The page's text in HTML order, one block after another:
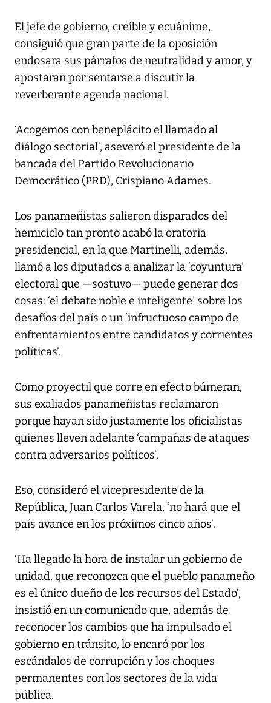
El jefe de gobierno, creíble y ecuánime,
consiguió que gran parte de la oposición
endosara sus párrafos de neutralidad y amor, y
apostaran por sentarse a discutir la
reverberante agenda nacional.
‘Acogemos con beneplácito el llamado al
diálogo sectorial’, aseveró el presidente de la
bancada del Partido Revolucionario
Democrático (PRD), Crispiano Adames.
Los panameñistas salieron disparados del
hemiciclo tan pronto acabó la oratoria
presidencial, en la que Martinelli, además,
llamó a los diputados a analizar la ‘coyuntura’
electoral que —sostuvo— puede generar dos
cosas: ‘el debate noble e inteligente’ sobre los
desafíos del país o un ‘infructuoso campo de
enfrentamientos entre candidatos y corrientes
políticas’.
Como proyectil que corre en efecto búmeran,
sus exaliados panameñistas reclamaron
porque hayan sido justamente los oficialistas
quienes lleven adelante ‘campañas de ataques
contra adversarios políticos’.
Eso, consideró el vicepresidente de la
República, Juan Carlos Varela, ‘no hará que el
país avance en los próximos cinco años’.
‘Ha llegado la hora de instalar un gobierno de
unidad, que reconozca que el pueblo panameño
es el único dueño de los recursos del Estado’,
insistió en un comunicado que, además de
reconocer los cambios que ha impulsado el
gobierno en tránsito, lo encaró por los
escándalos de corrupción y los choques
permanentes con los sectores de la vida
pública.